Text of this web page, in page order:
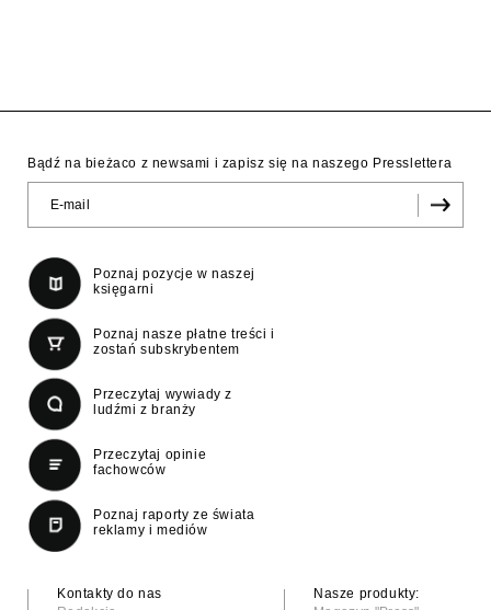
Bądź na bieżaco z newsami i zapisz się na naszego Presslettera
Poznaj pozycje w naszej
księgarni
Poznaj nasze płatne treści i
zostań subskrybentem
Przeczytaj wywiady z
ludźmi z branży
Przeczytaj opinie
fachowców
Poznaj raporty ze świata
reklamy i mediów
Kontakty do nas
Nasze produkty: